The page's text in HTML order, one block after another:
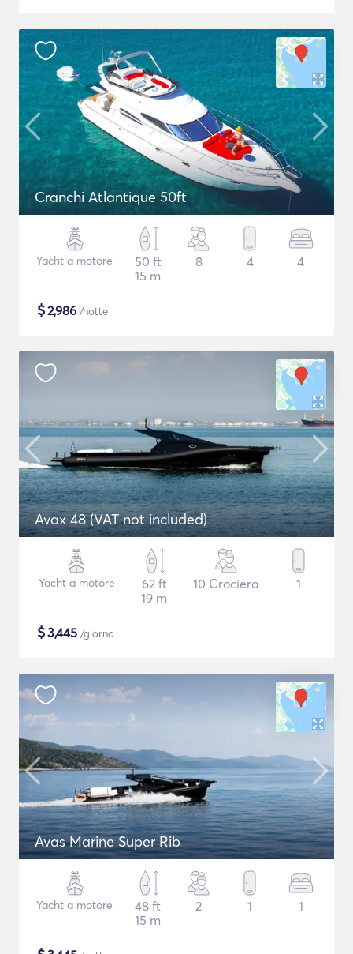
Cranchi Atlantique 50ft
Yacht a motore
50 ft
15 m
8 4 4
$2,986 /notte
Avax 48 (VAT not included)
Yacht a motore
62 ft
19 m
10 Crociera 1
$3,445 /giorno
Avas Marine Super Rib
Yacht a motore
48 ft
15 m
2 1 1